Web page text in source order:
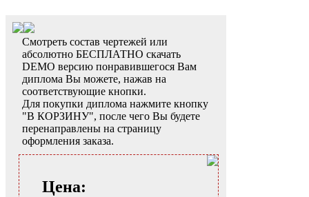
Смотреть состав чертежей или
абсолютно БЕСПЛАТНО скачать
DEMO версию понравившегося Вам
диплома Вы можете, нажав на
соответствующие кнопки.
Для покупки диплома нажмите кнопку
"В КОРЗИНУ", после чего Вы будете
перенаправлены на страницу
оформления заказа.
Цена: